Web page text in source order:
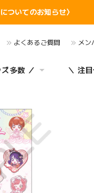
ついてのお知らせ〉
よくあるご質問 メン
多数 ／ ＼ 注